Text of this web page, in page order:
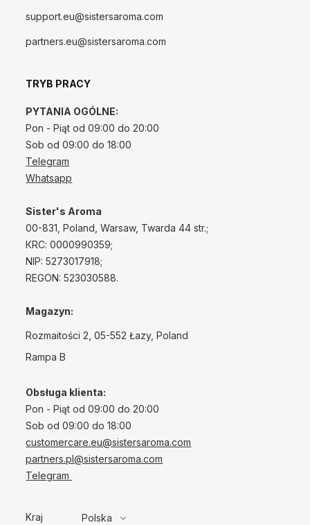
support.eu@sistersaroma.com
partners.eu@sistersaroma.com
TRYB PRACY
PYTANIA OGÓLNE:
Pon - Piąt od 09:00 do 20:00
Sob od 09:00 do 18:00
Telegram
Whatsapp
Sister's Aroma
00-831, Poland, Warsaw, Twarda 44 str.;
КRС: 0000990359;
NIP: 5273017918;
REGON: 523030588.
Magazyn:
Rozmaitości 2, 05-552 Łazy, Poland
Rampa B
Obsługa klienta:
Pon - Piąt od 09:00 do 20:00
Sob od 09:00 do 18:00
customercare.eu@sistersaroma.com
partners.pl@sistersaroma.com
Telegram
Kraj Polska